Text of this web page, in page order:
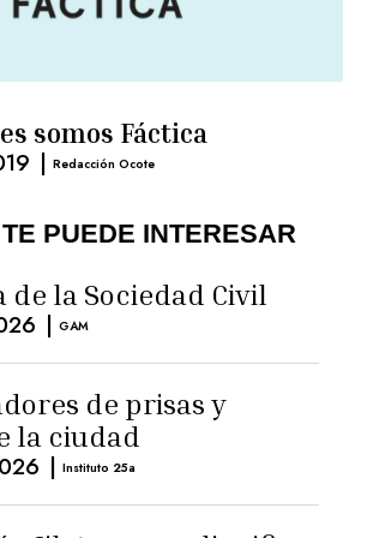
somos Fáctica
| Redacción Ocote
PUEDE INTERESAR
de la Sociedad Civil
| GAM
de prisas y
la ciudad
| Instituto 25a